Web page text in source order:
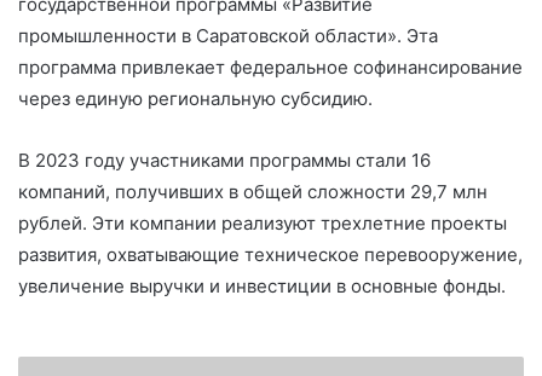
промышленности в Саратовской области». Эта
программа привлекает федеральное софинансирование
через единую региональную субсидию.
В 2023 году участниками программы стали 16
компаний, получивших в общей сложности 29,7 млн
рублей. Эти компании реализуют трехлетние проекты
развития, охватывающие техническое перевооружение,
увеличение выручки и инвестиции в основные фонды.